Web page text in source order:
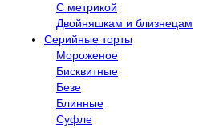
С метрикой
Двойняшкам и близнецам
Серийные торты
Мороженое
Бисквитные
Безе
Блинные
Суфле